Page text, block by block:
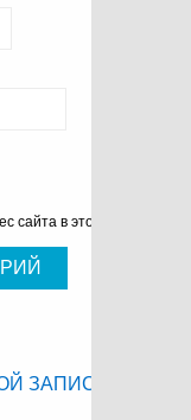
сайта в этом браузере
ЗАПИСИ